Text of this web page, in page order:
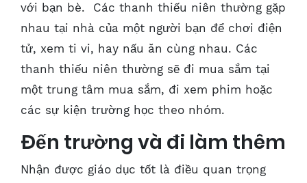
với bạn bè. Các thanh thiếu niên thường gặp
nhau tại nhà của một người bạn để chơi điện
tử, xem ti vi, hay nấu ăn cùng nhau. Các
thanh thiếu niên thường sẽ đi mua sắm tại
một trung tâm mua sắm, đi xem phim hoặc
các sự kiện trường học theo nhóm.
Đến trường và đi làm thêm
Nhận được giáo dục tốt là điều quan trọng